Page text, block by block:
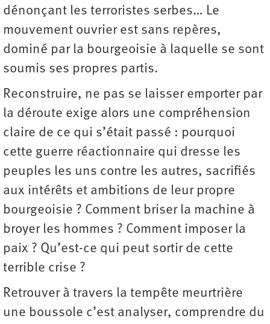
dénonçant les terroristes serbes… Le
mouvement ouvrier est sans repères,
dominé par la bourgeoisie à laquelle se sont
soumis ses propres partis.
Reconstruire, ne pas se laisser emporter par
la déroute exige alors une compréhension
claire de ce qui s’était passé : pourquoi
cette guerre réactionnaire qui dresse les
peuples les uns contre les autres, sacrifiés
aux intérêts et ambitions de leur propre
bourgeoisie ? Comment briser la machine à
broyer les hommes ? Comment imposer la
paix ? Qu’est-ce qui peut sortir de cette
terrible crise ?
Retrouver à travers la tempête meurtrière
une boussole c’est analyser, comprendre du